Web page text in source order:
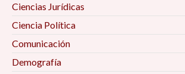
Ciencias Jurídicas
Ciencia Política
Comunicación
Demografía